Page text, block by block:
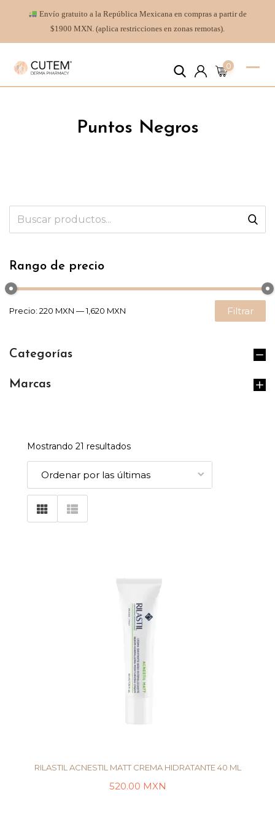
Envío gratuito a la República Mexicana en compras a partir de
$1900 MXN. (aplica restricciones en zonas remotas).
0
Puntos Negros
Rango de precio
Filtrar
Precio: 220 MXN —1,620 MXN
Categorías
Marcas
Mostrando 21 resultados
RILASTIL ACNESTIL MATT CREMA HIDRATANTE 40 ML
520.00 MXN